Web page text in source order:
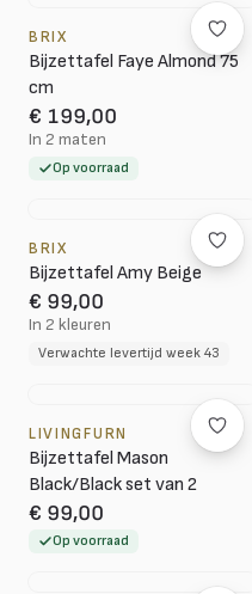
BRIX
Bijzettafel Faye Almond 75
cm
€ 199,00
In 2 maten
Op voorraad
BRIX
Bijzettafel Amy Beige
€ 99,00
In 2 kleuren
Verwachte levertijd week 43
LIVINGFURN
Bijzettafel Mason
Black/Black set van 2
€ 99,00
Op voorraad